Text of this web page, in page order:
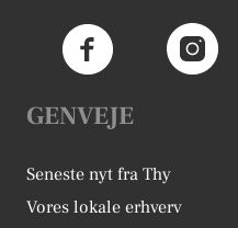
GENVEJE
Seneste nyt fra Thy
Vores lokale erhverv